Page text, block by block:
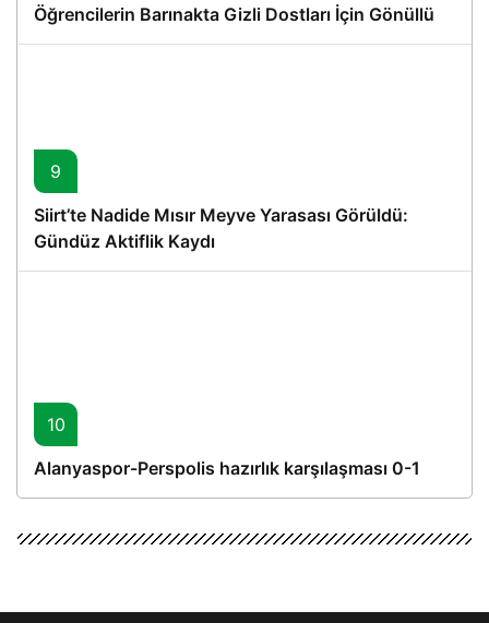
Öğrencilerin Barınakta Gizli Dostları İçin Gönüllü
Proje
9
Siirt’te Nadide Mısır Meyve Yarasası Görüldü:
Gündüz Aktiflik Kaydı
10
Alanyaspor-Perspolis hazırlık karşılaşması 0-1